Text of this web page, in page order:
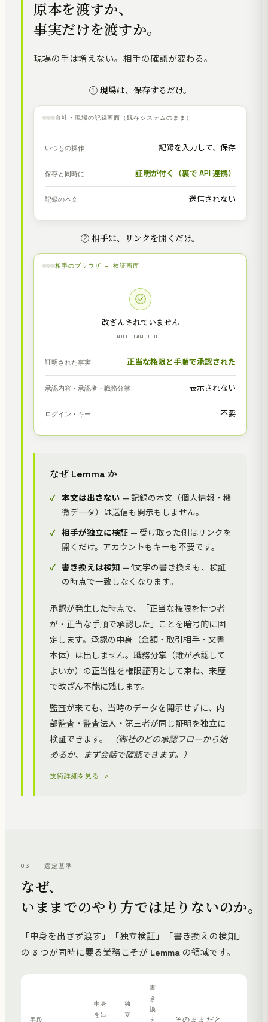
原本を渡すか、
事実だけを渡すか。
現場の手は増えない。相手の確認が変わる。
① 現場は、保存するだけ。
自社・現場の記録画面（既存システムのまま）
いつもの操作 記録を入力して、保存
保存と同時に 証明が付く（裏で API 連携）
記録の本文 送信されない
② 相手は、リンクを開くだけ。
相手のブラウザ — 検証画面
改ざんされていません
NOT TAMPERED
証明された事実 正当な権限と手順で承認された
承認内容・承認者・職務分掌 表示されない
ログイン・キー 不要
なぜ Lemma か
本文は出さない — 記録の本文（個人情報・機
微データ）は送信も開示もしません。
相手が独立に検証 — 受け取った側はリンクを
開くだけ。アカウントもキーも不要です。
書き換えは検知 — 1文字の書き換えも、検証
の時点で一致しなくなります。
承認が発生した時点で、「正当な権限を持つ者
が・正当な手順で承認した」ことを暗号的に固
定します。承認の中身（金額・取引相手・文書
本体）は出しません。職務分掌（誰が承認して
よいか）の正当性を権限証明として束ね、来歴
で改ざん不能に残します。
監査が来ても、当時のデータを開示せずに、内
部監査・監査法人・第三者が同じ証明を独立に
検証できます。
（御社のどの承認フローから始
めるか、まず会話で確認できます。）
技術詳細を見る ↗
03 · 選定基準
なぜ、
いままでのやり方では足りないのか。
「中身を出さず渡す」「独立検証」「書き換えの検知」
の 3 つが同時に要る業務こそが Lemma の領域です。
手段
中身
を出
独
立
書
き
換
え
そのままだと